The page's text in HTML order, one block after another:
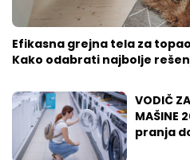
Efikasna grejna tela za
Kako odabrati najbolje
VODIČ
MAŠINE
pranja